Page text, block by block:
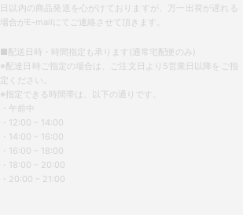
日以内の商品発送を心がけておりますが、万一出荷が遅れる
場合がE-mailにてご連絡させて頂きます。
■配送日時・時間指定も承ります(通常宅配便のみ)
※配達日時ご指定の場合は、ご注文日より5営業日以降をご指
定ください。
※指定できる時間帯は、以下の通りです。
・午前中
・12:00 – 14:00
・14:00 – 16:00
・16:00 – 18:00
・18:00 – 20:00
・20:00 – 21:00